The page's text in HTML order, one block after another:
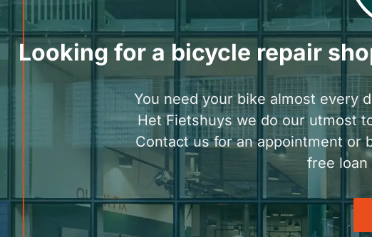
Looking for a bicycle repair
You need your bike almost every
Het Fietshuys we do our utmost
Contact us for an appointment or
free loan